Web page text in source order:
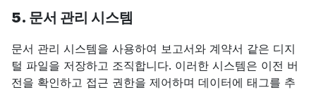
5. 문서 관리 시스템
문서 관리 시스템을 사용하여 보고서와 계약서 같은 디지
털 파일을 저장하고 조직합니다. 이러한 시스템은 이전 버
전을 확인하고 접근 권한을 제어하며 데이터에 태그를 추